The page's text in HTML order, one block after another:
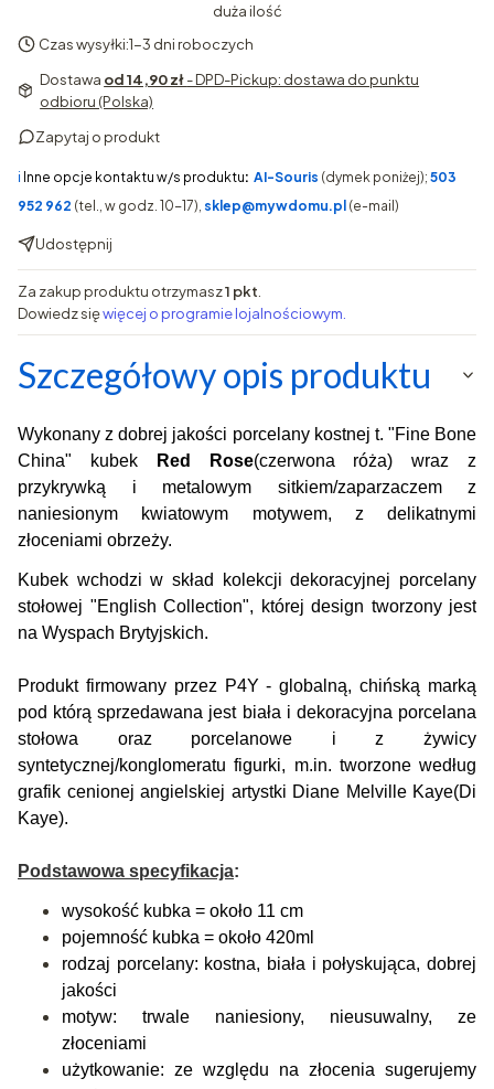
duża ilość
Czas wysyłki:1-3 dni roboczych
Dostawa od 14,90 zł- DPD-Pickup: dostawa do punktu
odbioru (Polska)
Zapytaj o produkt
ℹ️ Inne opcje kontaktu w/s produktu: AI-Souris (dymek poniżej); 503
952 962 (tel., w godz. 10-17), sklep@mywdomu.pl (e-mail)
Udostępnij
Za zakup produktu otrzymasz1 pkt
Dowiedz sięwięcej o programie lojalnościowym.
Szczegółowy opis produktu
Wykonany z dobrej jakości porcelany kostnej t. "Fine Bone
China" kubek
Red Rose(czerwona róża) wraz z
przykrywką i metalowym sitkiem/zaparzaczem z
naniesionym kwiatowym motywem, z delikatnymi
złoceniami obrzeży.
Kubek wchodzi w skład kolekcji dekoracyjnej porcelany
stołowej "English Collection", której design tworzony jest
na Wyspach Brytyjskich.
Produkt firmowany przez P4Y - globalną, chińską marką
pod którą sprzedawana jest biała i dekoracyjna porcelana
stołowa oraz porcelanowe i z żywicy
syntetycznej/konglomeratu figurki, m.in. tworzone według
grafik cenionej angielskiej artystki Diane Melville Kaye(Di
Kaye).
Podstawowa specyfikacja:
wysokość kubka = około 11 cm
pojemność kubka = około 420ml
rodzaj porcelany: kostna, biała i połyskująca, dobrej
jakości
motyw: trwale naniesiony, nieusuwalny, ze
złoceniami
użytkowanie: ze względu na złocenia sugerujemy